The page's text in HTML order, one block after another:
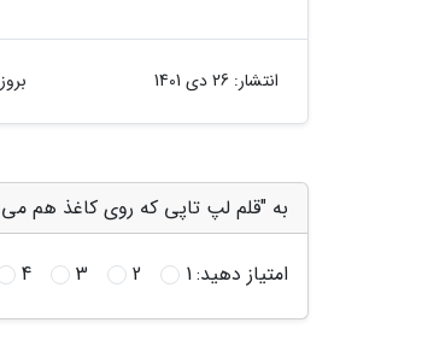
انتشار: 26 دی 1401
به "قلم لپ تاپی که روی کاغذ هم می
امتیاز دهید:1
2
3
4